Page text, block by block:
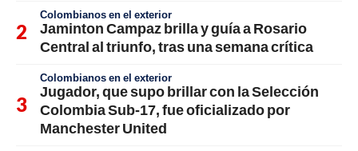
Colombianos en el exterior
Jaminton Campaz brilla y guía a Rosario
Central al triunfo, tras una semana crítica
Colombianos en el exterior
Jugador, que supo brillar con la Selección
Colombia Sub-17, fue oficializado por
Manchester United